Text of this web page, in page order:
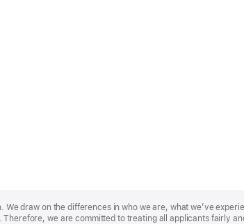
We draw on the differences in who we are, what we’ve
we are committed to treating all applicants fairly